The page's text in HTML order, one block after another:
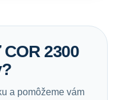
2300
a pomôžeme vám